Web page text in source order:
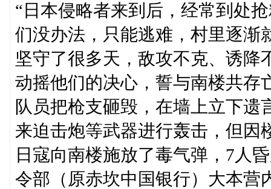
“日本侵略者来到后，经常到处
们没办法，只能逃难，村里逐渐
坚守了很多天，敌攻不克、诱降
动摇他们的决心，誓与南楼共
队员把枪支砸毁，在墙上立下
来迫击炮等武器进行轰击，但因
日寇向南楼施放了毒气弹，7人
令部（原赤坎中国银行）大本